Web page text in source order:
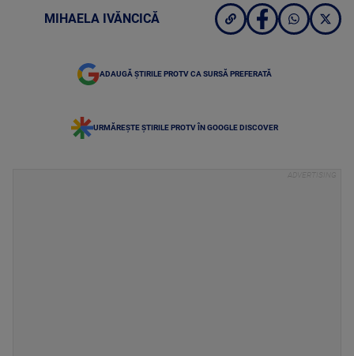
MIHAELA IVĂNCICĂ
ADAUGĂ ȘTIRILE PROTV CA SURSĂ PREFERATĂ
URMĂREȘTE ȘTIRILE PROTV ÎN GOOGLE DISCOVER